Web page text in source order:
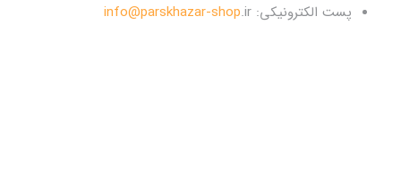
پست الکترونیکی:
info@parskhazar-shop.ir